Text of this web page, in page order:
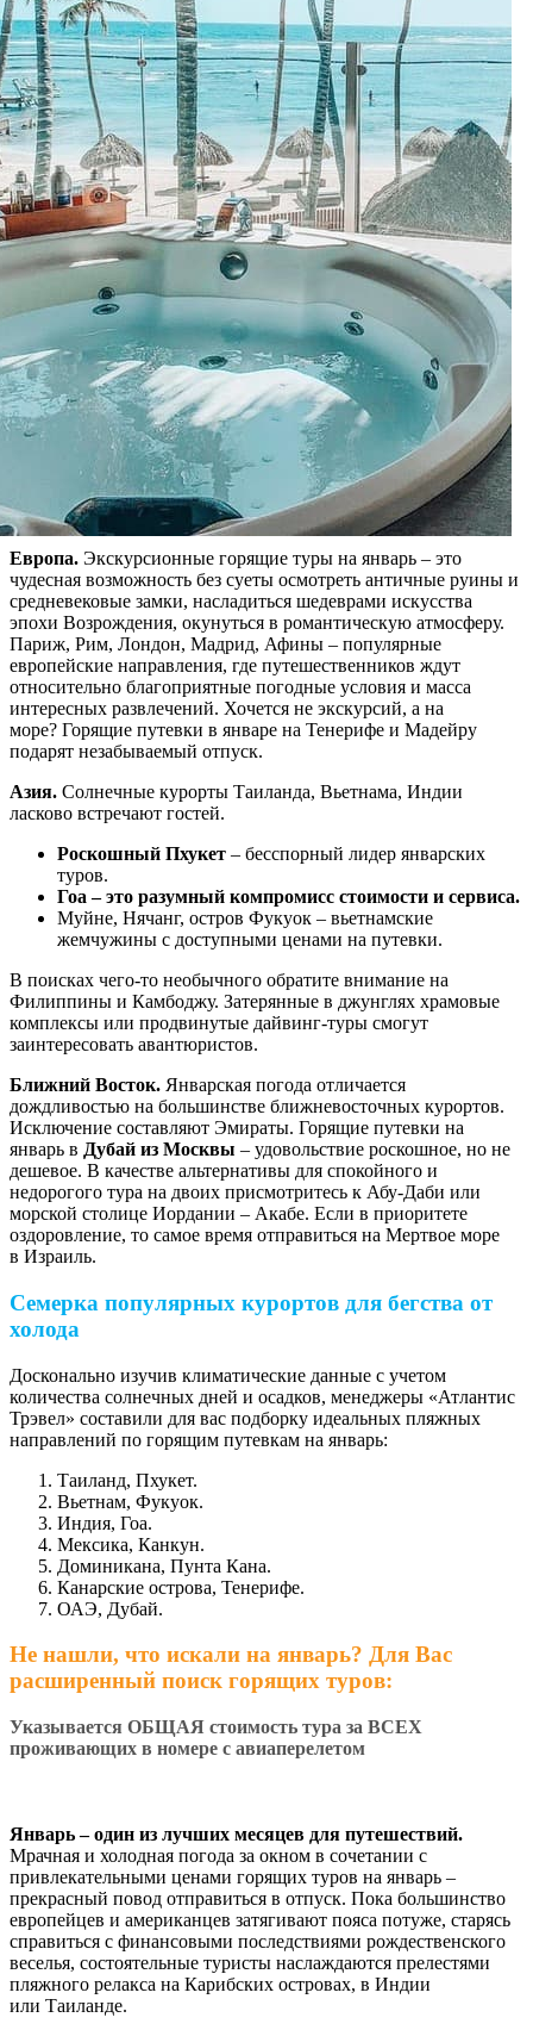
Европа. Экскурсионные горящие туры на январь – это
чудесная возможность без суеты осмотреть античные руины и
средневековые замки, насладиться шедеврами искусства
эпохи Возрождения, окунуться в романтическую атмосферу.
Париж, Рим, Лондон, Мадрид, Афины – популярные
европейские направления, где путешественников ждут
относительно благоприятные погодные условия и масса
интересных развлечений. Хочется не экскурсий, а на
море? Горящие путевки в январе на Тенерифе и Мадейру
подарят незабываемый отпуск.
Азия. Солнечные курорты Таиланда, Вьетнама, Индии
ласково встречают гостей.
Роскошный Пхукет – бесспорный лидер январских
туров.
Гоа – это разумный компромисс стоимости и сервиса.
Муйне, Нячанг, остров Фукуок – вьетнамские
жемчужины с доступными ценами на путевки.
В поисках чего-то необычного обратите внимание на
Филиппины и Камбоджу. Затерянные в джунглях храмовые
комплексы или продвинутые дайвинг-туры смогут
заинтересовать авантюристов.
Ближний Восток. Январская погода отличается
дождливостью на большинстве ближневосточных курортов.
Исключение составляют Эмираты. Горящие путевки на
январь в Дубай из Москвы – удовольствие роскошное, но не
дешевое. В качестве альтернативы для спокойного и
недорогого тура на двоих присмотритесь к Абу-Даби или
морской столице Иордании – Акабе. Если в приоритете
оздоровление, то самое время отправиться на Мертвое море
в Израиль.
Семерка популярных курортов для бегства от
холода
Досконально изучив климатические данные с учетом
количества солнечных дней и осадков, менеджеры «Атлантис
Трэвел» составили для вас подборку идеальных пляжных
направлений по горящим путевкам на январь:
Таиланд, Пхукет.
Вьетнам, Фукуок.
Индия, Гоа.
Мексика, Канкун.
Доминикана, Пунта Кана.
Канарские острова, Тенерифе.
ОАЭ, Дубай.
Не нашли, что искали на январь? Для Вас
расширенный поиск горящих туров:
Указывается ОБЩАЯ стоимость тура за ВСЕХ
проживающих в номере с авиаперелетом
Январь – один из лучших месяцев для путешествий.
Мрачная и холодная погода за окном в сочетании с
привлекательными ценами горящих туров на январь –
прекрасный повод отправиться в отпуск. Пока большинство
европейцев и американцев затягивают пояса потуже, старясь
справиться с финансовыми последствиями рождественского
веселья, состоятельные туристы наслаждаются прелестями
пляжного релакса на Карибских островах, в Индии
или Таиланде.